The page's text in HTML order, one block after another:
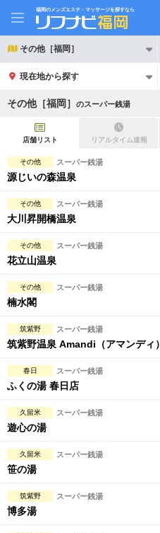
福岡のメンズエステ・マッサージを探すなら
その他［福岡］
現在地から探す
21時以降も受付
初回割引あり
団体割引
キャッシュレス決済OK
2名様歓迎
完全個室
ペアルームあり
フットバスあり
日本人スタッフのみ
スタッフ指名可
その他［福岡］ のスーパー銭湯
店舗リスト リアルタイム速報
その他 スーパー銭湯
源じいの森温泉
その他 スーパー銭湯
大川昇開橋温泉
その他 スーパー銭湯
花立山温泉
その他 スーパー銭湯
楠水閣
筑紫野 スーパー銭湯
筑紫野温泉 Amandi（アマンディ）
春日 スーパー銭湯
ふくの湯 春日店
久留米 スーパー銭湯
遊心の湯
久留米 スーパー銭湯
笹の湯
筑紫野 スーパー銭湯
博多湯